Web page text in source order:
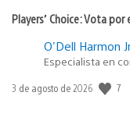
Players’ Choice: Vota
O'Dell Harmon
Especialista en
Fecha
3 de agosto de 2026 7